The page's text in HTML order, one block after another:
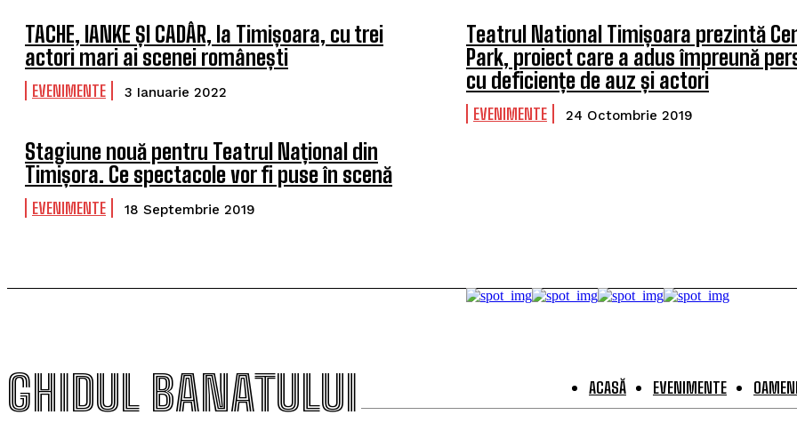
TACHE, IANKE ȘI CADÂR, la Timișoara, cu trei
actori mari ai scenei românești
EVENIMENTE 3 Ianuarie 2022
Teatrul National Timișoara prezintă
Park, proiect care a adus împreună
cu deficiențe de auz și actori
EVENIMENTE 24 Octombrie 2019
Stagiune nouă pentru Teatrul Național din
Timișora. Ce spectacole vor fi puse în scenă
EVENIMENTE 18 Septembrie 2019
GHIDUL BANATULUI ACASĂ EVENIMENTE